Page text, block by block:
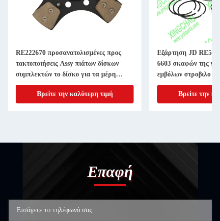
RE222670 προσανατολισμένες προς
τακτοποιήσεις Assy πιάτων δίσκων
συμπλεκτών το δίσκο για τα μέρη
μηχανημάτων γεωργίας 11 ίντσα 20
ΑΥΛΑΚΩΝΩΒρείτε την καλύτερη τιμή
Εξάρτηση JD
6603 σκαφών της
εμβόλων στροβιλο
4045T 6068T
Βρείτε την
Επαφή